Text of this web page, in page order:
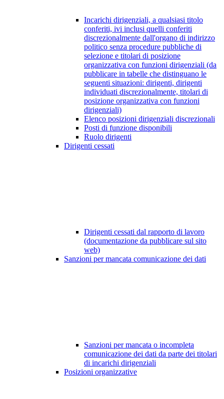
Incarichi dirigenziali, a qualsiasi titolo
conferiti, ivi inclusi quelli conferiti
discrezionalmente dall'organo di indirizzo
politico senza procedure pubbliche di
selezione e titolari di posizione
organizzativa con funzioni dirigenziali (da
pubblicare in tabelle che distinguano le
seguenti situazioni: dirigenti, dirigenti
individuati discrezionalmente, titolari di
posizione organizzativa con funzioni
dirigenziali)
Elenco posizioni dirigenziali discrezionali
Posti di funzione disponibili
Ruolo dirigenti
Dirigenti cessati
Dirigenti cessati dal rapporto di lavoro
(documentazione da pubblicare sul sito
web)
Sanzioni per mancata comunicazione dei dati
Sanzioni per mancata o incompleta
comunicazione dei dati da parte dei titolari
di incarichi dirigenziali
Posizioni organizzative